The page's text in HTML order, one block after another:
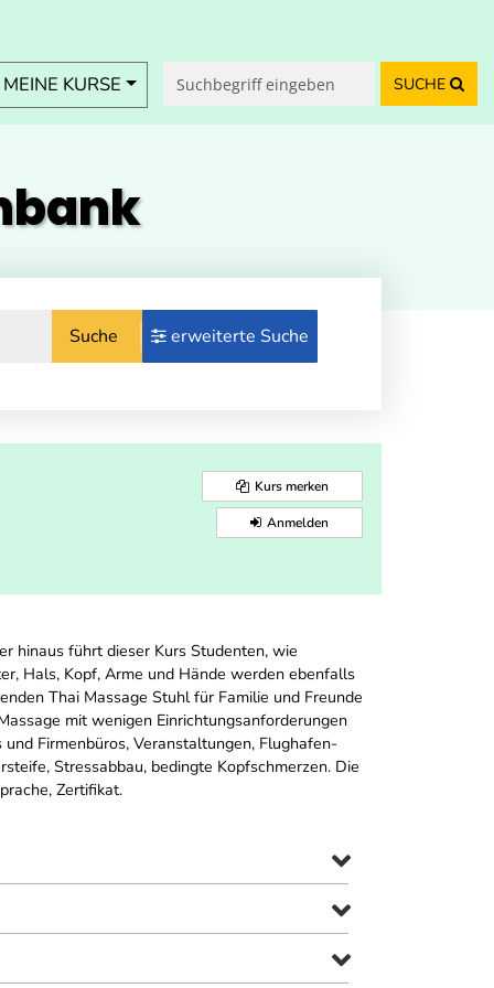
KURSE SUCHE
Suche erweiterte Suche
Kurs merken
Anmelden
hinaus führt dieser Kurs Studenten, wie
Hals, Kopf, Arme und Hände werden ebenfalls
Thai Massage Stuhl für Familie und Freunde
mit wenigen Einrichtungsanforderungen
Firmenbüros, Veranstaltungen, Flughafen-
Stressabbau, bedingte Kopfschmerzen. Die
Zertifikat.